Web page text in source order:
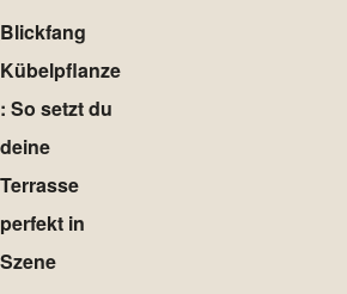
Blickfang
Kübelpflanze
: So setzt du
deine
Terrasse
perfekt in
Szene